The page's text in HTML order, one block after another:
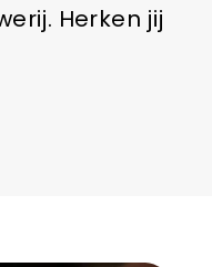
Herken jij